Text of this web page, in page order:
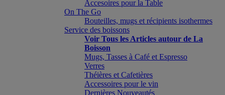
Accesoires pour la Table
On The Go
Bouteilles, mugs et récipients isothermes
Service des boissons
Voir Tous les Articles autour de La
Boisson
Mugs, Tasses à Café et Espresso
Verres
Théières et Cafetières
Accessoires pour le vin
Dernières Nouveautés